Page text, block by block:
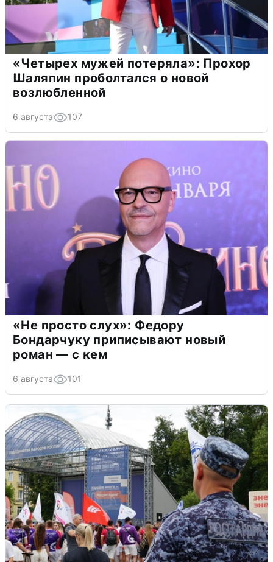
«Четырех мужей потеряла»: Прохор
Шаляпин проболтался о новой
возлюбленной
6 августа 107
«Не просто слух»: Федору
Бондарчуку приписывают новый
роман — с кем
6 августа 101